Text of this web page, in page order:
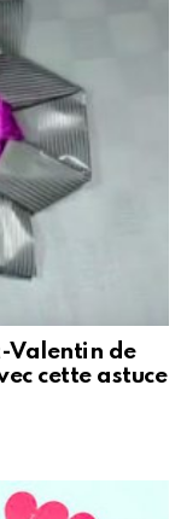
Valentin de
cette astuce